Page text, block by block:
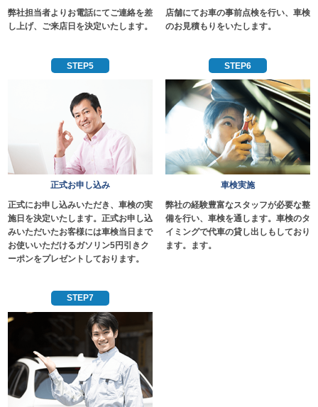
弊社担当者よりお電話にてご連絡を差
し上げ、ご来店日を決定いたします。
店舗にてお車の事前点検を行い、車検
のお見積もりをいたします。
STEP5
正式お申し込み
正式にお申し込みいただき、車検の実
施日を決定いたします。正式お申し込
みいただいたお客様には車検当日まで
お使いいただけるガソリン5円引きク
ーポンをプレゼントしております。
STEP6
車検実施
弊社の経験豊富なスタッフが必要な整
備を行い、車検を通します。車検のタ
イミングで代車の貸し出しもしており
ます。ます。
STEP7